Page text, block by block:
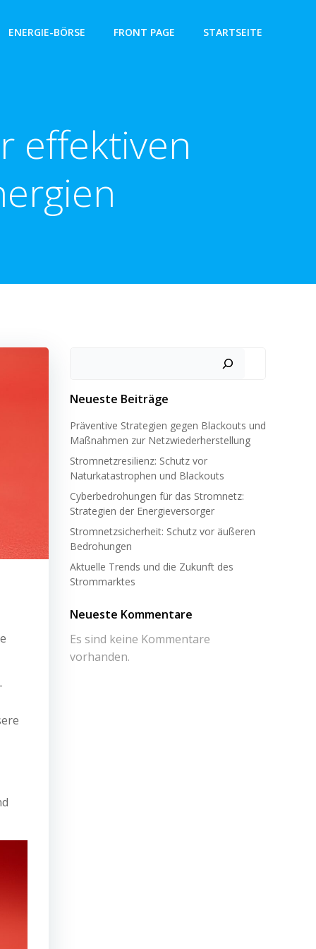
ENERGIE-BÖRSE FRONT PAGE STARTSEITE
effektiven
Neueste Beiträge
Präventive Strategien gegen Blackouts und
Maßnahmen zur Netzwiederherstellung
Stromnetzresilienz: Schutz vor
Naturkatastrophen und Blackouts
Cyberbedrohungen für das Stromnetz:
Strategien der Energieversorger
Stromnetzsicherheit: Schutz vor äußeren
Bedrohungen
Aktuelle Trends und die Zukunft des
Strommarktes
Neueste Kommentare
Es sind keine Kommentare
vorhanden.